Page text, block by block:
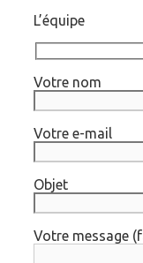
L’équipe
Votre nom
Votre e-mail
Objet
Votre message